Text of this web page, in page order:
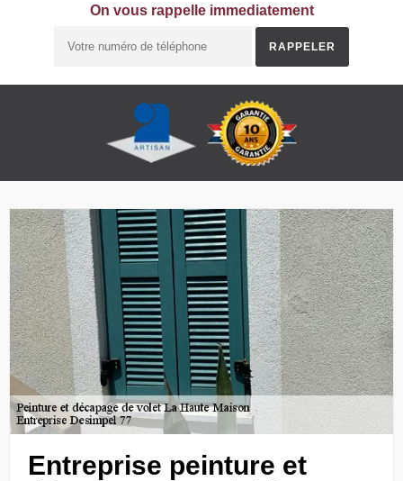
On vous rappelle immediatement
Entreprise peinture et